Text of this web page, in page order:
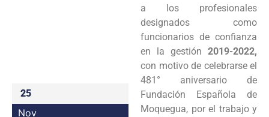
Programas
Intranet
25
Nov
a los profesionales
designados como
funcionarios de confianza
en la gestión 2019-2022,
con motivo de celebrarse el
481° aniversario de
Fundación Española de
Moquegua, por el trabajo y